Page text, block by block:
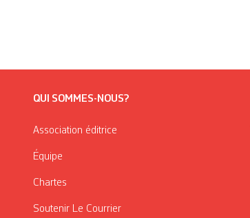
QUI SOMMES-NOUS?
Association éditrice
Équipe
Chartes
Soutenir Le Courrier